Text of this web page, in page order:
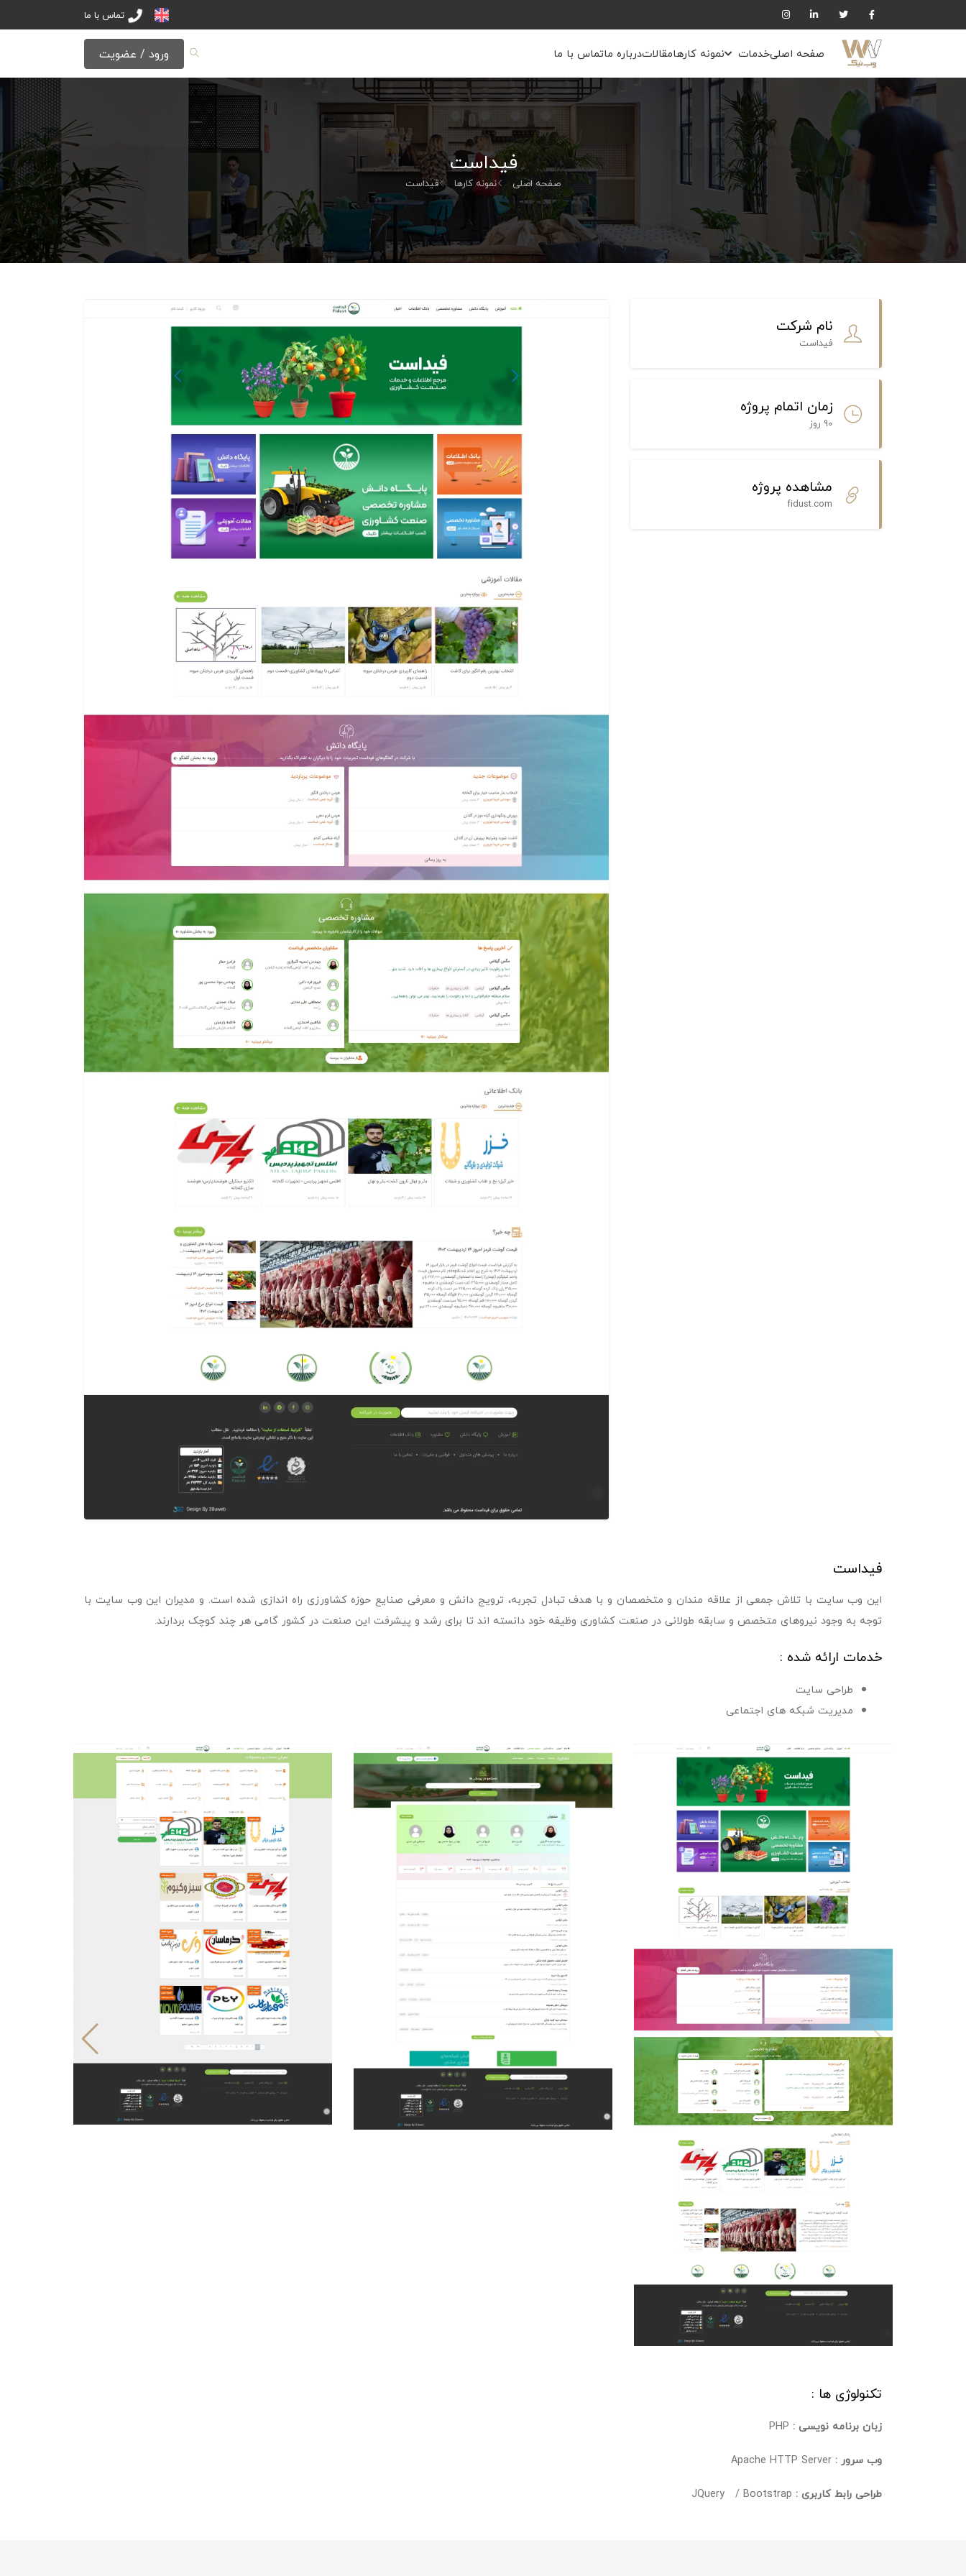
تماس با ما
صفحه اصلیخدمات نمونه کارهامقالاتدرباره ماتماس با ما ورود / عضویت
فیداست
صفحه اصلی نمونه کارها فیداست
نام شرکت
فیداست
زمان اتمام پروژه
90 روز
مشاهده پروژه
fidust.com
فیداست
این وب سایت با تلاش جمعی از علاقه مندان و متخصصان و با هدف تبادل تجربه، ترویج دانش و معرفی صنایع حوزه کشاورزی راه اندازی شده است. و مدیران این وب سایت با
توجه به وجود نیروهای متخصص و سابقه طولانی در صنعت کشاوری وظیفه خود دانسته اند تا برای رشد و پیشرفت این صنعت در کشور گامی هر چند کوچک بردارند.
خدمات ارائه شده :
طراحی سایت
مدیریت شبکه های اجتماعی
تکنولوژی ها :
زبان برنامه نویسی : PHP
وب سرور :
طراحی رابط کاربری :